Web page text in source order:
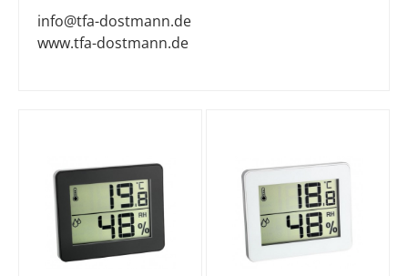
info@tfa-dostmann.de
www.tfa-dostmann.de